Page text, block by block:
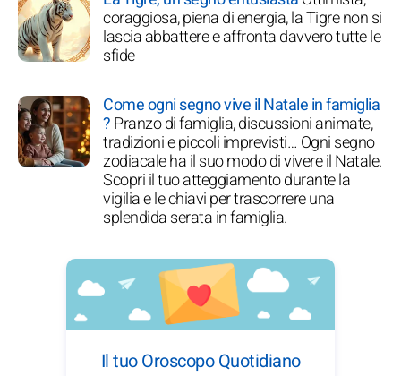
coraggiosa, piena di energia, la Tigre non si
lascia abbattere e affronta davvero tutte le
sfide
Come ogni segno vive il Natale in famiglia
?Pranzo di famiglia, discussioni animate,
tradizioni e piccoli imprevisti… Ogni segno
zodiacale ha il suo modo di vivere il Natale.
Scopri il tuo atteggiamento durante la
vigilia e le chiavi per trascorrere una
splendida serata in famiglia.
Il tuo Oroscopo Quotidiano